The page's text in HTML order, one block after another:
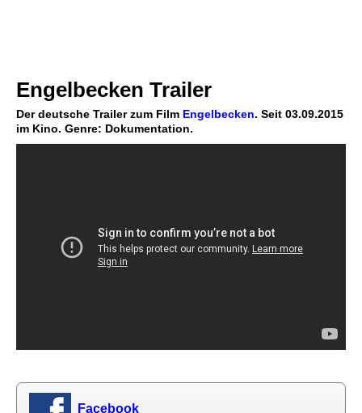
Engelbecken Trailer
Der deutsche Trailer zum Film Engelbecken. Seit 03.09.2015
im Kino. Genre: Dokumentation.
Facebook